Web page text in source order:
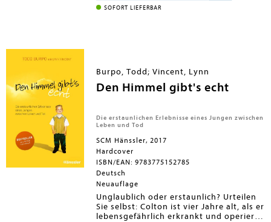
SOFORT LIEFERBAR
Burpo, Todd; Vincent, Lynn
Den Himmel gibt's echt
Die erstaunlichen Erlebnisse eines Jungen zwischen
Leben und Tod
SCM Hänssler, 2017
Hardcover
ISBN/EAN: 9783775152785
Deutsch
Neuauflage
Unglaublich oder erstaunlich? Urteilen
Sie selbst: Colton ist vier Jahre alt, als er
lebensgefährlich erkrankt und operiert